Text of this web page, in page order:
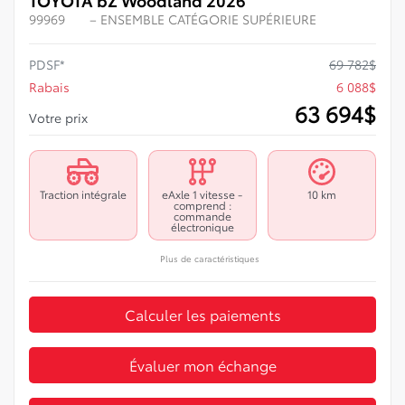
99969 – ENSEMBLE CATÉGORIE SUPÉRIEURE
PDSF* 69 782$
Rabais
6 088$
Votre prix
63 694$
Traction intégrale eAxle 1 vitesse -
comprend :
commande
électronique
10 km
Plus de caractéristiques
Calculer les paiements
Évaluer mon échange